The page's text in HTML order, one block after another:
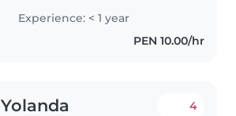
cuidado de tus hijos en manos
de alguien nuevo requiere de
mucha confianza y tranquilidad.
Experience: < 1 year
PEN 10.00/hr
Yolanda 4